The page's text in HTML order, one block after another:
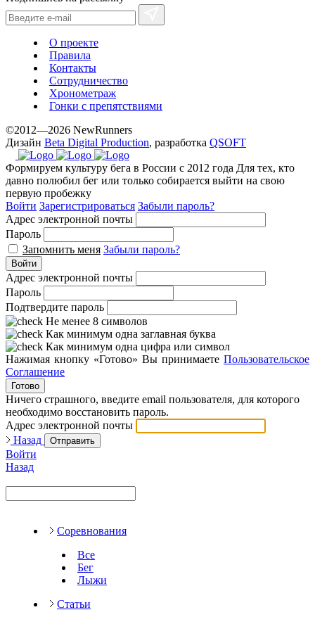
О проекте
Правила
Контакты
Сотрудничество
Хронометраж
Гонки с препятствиями
©2012—2026 NewRunners
Дизайн Beta Digital Production, разработка QSOFT
Формируем культуру бега в России с 2012 года Для тех, кто
давно полюбил бег или только собирается выйти на свою
первую пробежку
Войти Зарегистрироваться Забыли пароль?
Адрес электронной почты
Пароль
Запомнить меня Забыли пароль?
Войти
Адрес электронной почты
Пароль
Подтвердите пароль
Не менее 8 символов
Как минимум одна заглавная буква
Как минимум одна цифра или символ
Нажимая кнопку «Готово» Вы принимаете Пользовательское
Соглашение
Готово
Ничего страшного, введите email пользователя, для которого
необходимо восстановить пароль.
Адрес электронной почты
Назад
Отправить
Войти
Назад
Соревнования
Все
Бег
Лыжи
Статьи